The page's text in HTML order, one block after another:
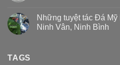
Những tuyệt tác Đá
Ninh Vân, Ninh Bình
TAGS